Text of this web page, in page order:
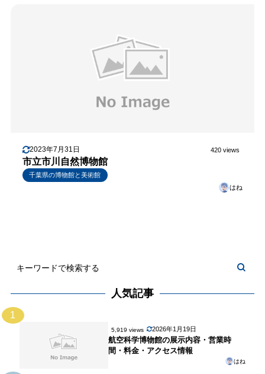
2023年7月31日 420 views
市立市川自然博物館
千葉県の博物館と美術館
はね
人気記事
1
5,919 views 2026年1月19日
航空科学博物館の展示内容・営業時
間・料金・アクセス情報
はね